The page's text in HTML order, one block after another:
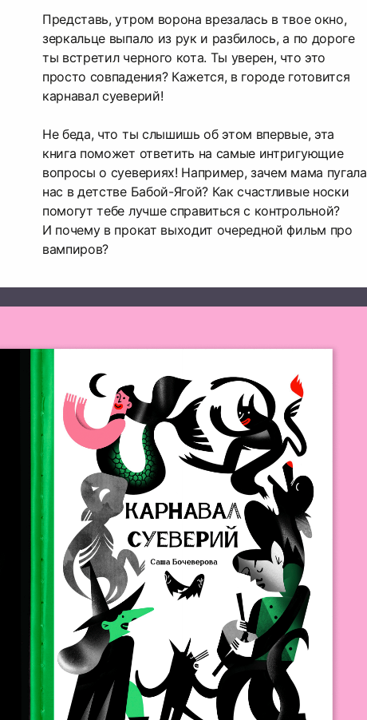
Представь, утром ворона врезалась в твое окно,
зеркальце выпало из рук и разбилось, а по дороге
ты встретил черного кота. Ты уверен, что это
просто совпадения? Кажется, в городе готовится
карнавал суеверий!
Не беда, что ты слышишь об этом впервые, эта
книга поможет ответить на самые интригующие
вопросы о суевериях! Например, зачем мама пугала
нас в детстве Бабой-Ягой? Как счастливые носки
помогут тебе лучше справиться с контрольной?
И почему в прокат выходит очередной фильм про
вампиров?